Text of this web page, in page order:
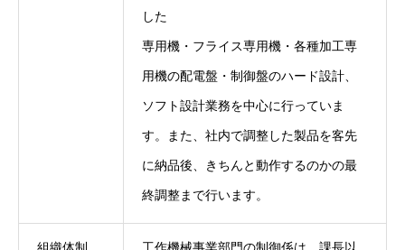
した
専用機・フライス専用機・各種加工専
用機の配電盤・制御盤のハード設計、
ソフト設計業務を中心に行っていま
す。また、社内で調整した製品を客先
に納品後、きちんと動作するのかの最
終調整まで行います。